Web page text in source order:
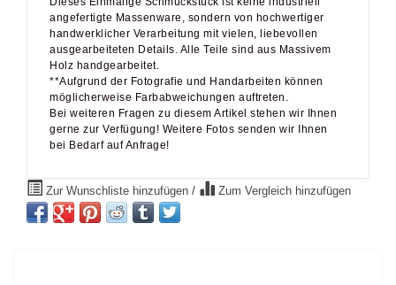
angefertigte Massenware, sondern von hochwertiger
handwerklicher Verarbeitung mit vielen, liebevollen
ausgearbeiteten Details. Alle Teile sind aus Massivem
Holz handgearbeitet.
**Aufgrund der Fotografie und Handarbeiten können
möglicherweise Farbabweichungen auftreten.
Bei weiteren Fragen zu diesem Artikel stehen wir Ihnen
gerne zur Verfügung! Weitere Fotos senden wir Ihnen
bei Bedarf auf Anfrage!
Zur Wunschliste hinzufügen / Zum Vergleich hinzufügen